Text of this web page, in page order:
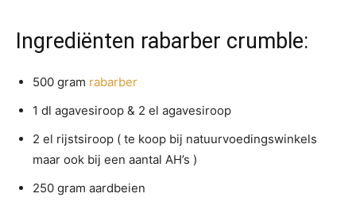
Ingrediënten rabarber crumble:
500 gram rabarber
1 dl agavesiroop & 2 el agavesiroop
2 el rijstsiroop ( te koop bij natuurvoedingswinkels
maar ook bij een aantal AH’s )
250 gram aardbeien